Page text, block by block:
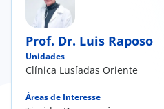
Prof. Dr. Luis Raposo
Unidades
Clínica Lusíadas Oriente
Áreas de Interesse